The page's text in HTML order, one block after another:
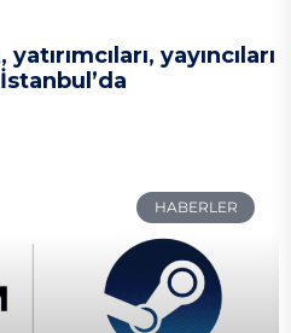
yayıncıları
HABERLER